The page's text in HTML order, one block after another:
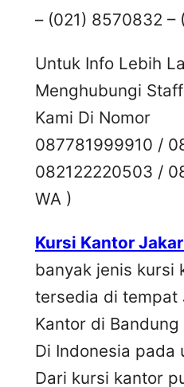
– (021) 8570832 –
Untuk Info Lebih
Menghubungi
Kami Di Nomor
087781999910 /
082122220503 /
WA )
Kursi Kantor
banyak jenis kursi
tersedia di tempat
Kantor di
Di Indonesia pada
Dari kursi kantor